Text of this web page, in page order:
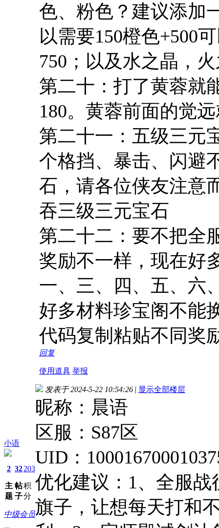
色、粉色？建议添加
以需要150橙色+500
750；以及水之晶，
第二十：打了黄蓉就
180。黄蓉前面的觉
第二十一：五级三元
个格挡、暴击、闪避
石，请各位侠友注意
吞三级三元宝石
第二十二：要不把全
奖励不一样，现在好
一、三、四、五、六
好多材料珍宝阁不能
代码复制粘贴不同奖
回复
使用道具 举报
小语
2
主
题
32
帖
子
203
积
分
中级会员
发表于 2024-5-22 10:54:26 | 显示全部楼层
昵称：晨语
区服：S87区
UID：
优化建议：1、全服
旗子，让想每天打和